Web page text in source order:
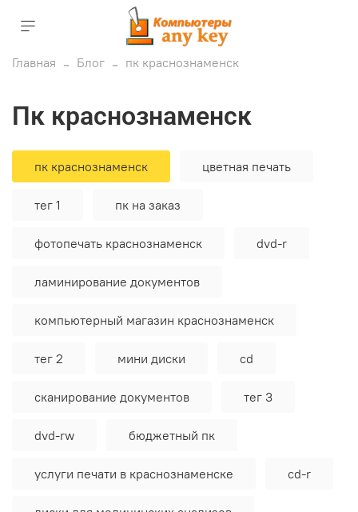
Главная Блог пк краснознаменск
пк краснознаменск
пк краснознаменск цветная печать
тег 1 пк на заказ
фотопечать краснознаменск dvd-r
ламинирование документов
компьютерный магазин краснознаменск
тег 2 мини диски cd
сканирование документов тег 3
dvd-rw бюджетный пк
услуги печати в краснознаменске cd-r